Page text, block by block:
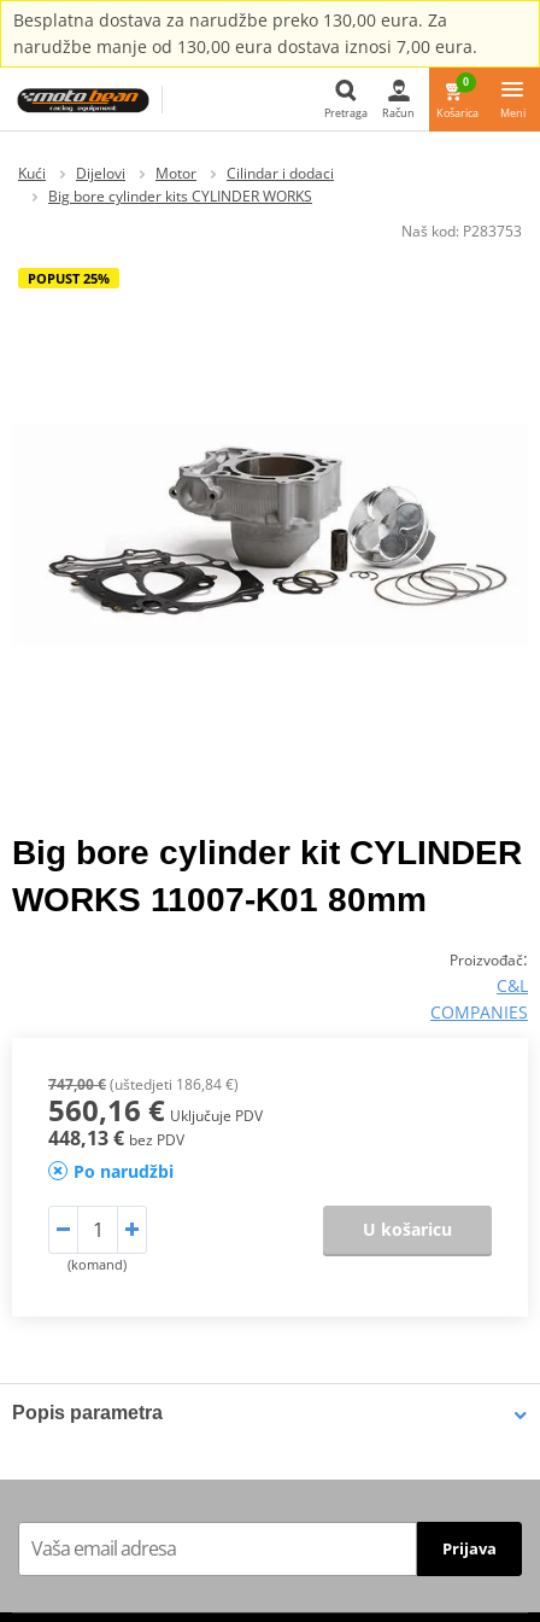
Besplatna dostava za narudžbe preko 130,00 eura. Za
narudžbe manje od 130,00 eura dostava iznosi 7,00 eura.
Pretraga Račun
0
Košarica Meni
Kući Dijelovi Motor
Cilindar i dodaci
Big bore cylinder kits CYLINDER WORKS
Naš kod: P283753
POPUST 25%
Big bore cylinder kit CYLINDER
WORKS 11007-K01 80mm
Proizvođač:
C&L
COMPANIES
747,00 €(uštedjeti 186,84 €)
560,16 € Uključuje PDV
448,13 € bez PDV
Po narudžbi
(komand)
U košaricu
Popis parametra
Gasket Kit.
Prijava